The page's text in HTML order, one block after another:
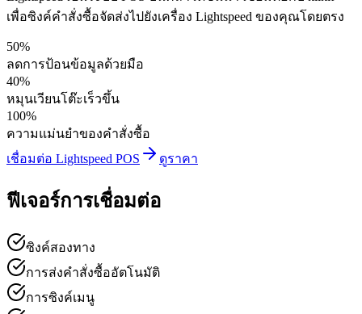
เพื่อซิงค์คำสั่งซื้อจัดส่งไปยังเครื่อง Lightspeed ของคุณโดยตรง
50%
ลดการป้อนข้อมูลด้วยมือ
40%
หมุนเวียนโต๊ะเร็วขึ้น
100%
ความแม่นยำของคำสั่งซื้อ
เชื่อมต่อ Lightspeed POS
ดูราคา
ฟีเจอร์การเชื่อมต่อ
ซิงค์สองทาง
การส่งคำสั่งซื้ออัตโนมัติ
การซิงค์เมนู